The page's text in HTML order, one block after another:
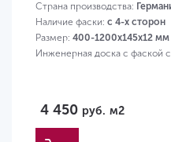
Страна производства:
Наличие фаски: с 4-х сторон
Размер: 400-1200х145х12 мм
Инженерная доска с фаской
4 450 руб. м2